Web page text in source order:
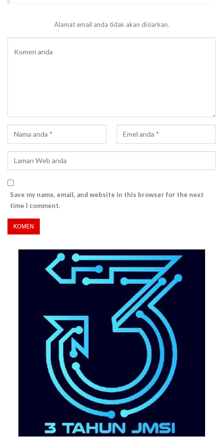
Alamat email anda tidak akan disiarkan.
Save my name, email, and website in this browser for the next
time I comment.